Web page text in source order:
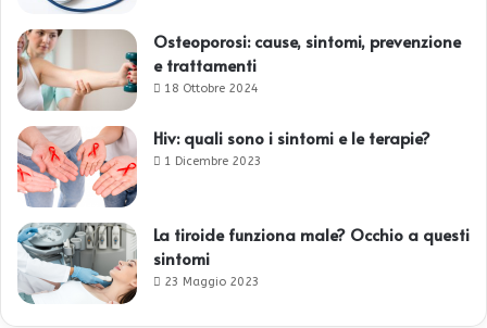
Osteoporosi: cause, sintomi, prevenzione
e trattamenti
18 Ottobre 2024
Hiv: quali sono i sintomi e le terapie?
1 Dicembre 2023
La tiroide funziona male? Occhio a questi
sintomi
23 Maggio 2023